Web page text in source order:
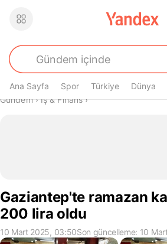
Ana Sayfa Spor Türkiye Dünya
Buradasın
Gündem› İş & Finans›
Gaziantep'te ramazan
200 lira oldu
10 Mart 2025, 03:50Son güncelleme: 10